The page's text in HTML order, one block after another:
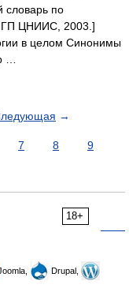
словарь по
ГП ЦНИИС, 2003.]
в целом Синонимы
…
→
7 8
9
18+
Drupal,